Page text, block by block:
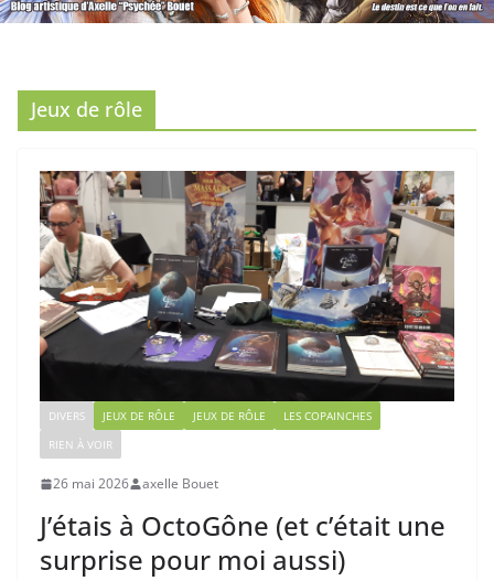
Jeux de rôle
DIVERS JEUX DE RÔLE JEUX DE RÔLE
LES COPAINCHES
RIEN À VOIR
26 mai 2026 axelle Bouet
J’étais à OctoGône (et c’était une
surprise pour moi aussi)